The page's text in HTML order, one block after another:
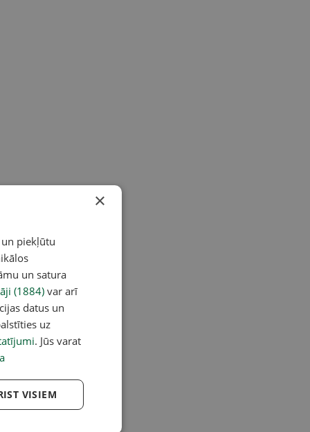
×
piekļūtu
un satura
(1884) var arī
datus un
uz
. Jūs varat
VISIEM